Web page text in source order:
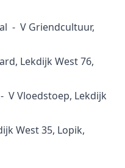
- V Griendcultuur,
Lekdijk West 76,
V Vloedstoep, Lekdijk
West 35, Lopik,